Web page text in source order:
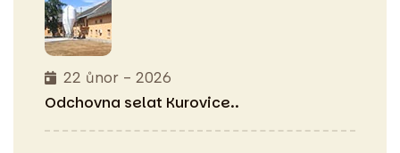
22 ůnor - 2026
Odchovna selat Kurovice..